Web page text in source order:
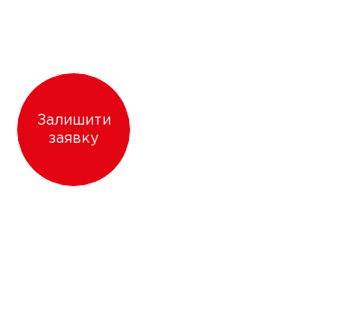
Залишити
заявку